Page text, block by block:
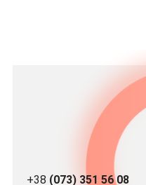
+38 (073) 351 56 08